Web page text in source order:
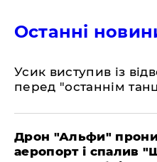
Останні
​Усик виступив із
перед "останнім
​Дрон "Альфи"
аеропорт і спалив